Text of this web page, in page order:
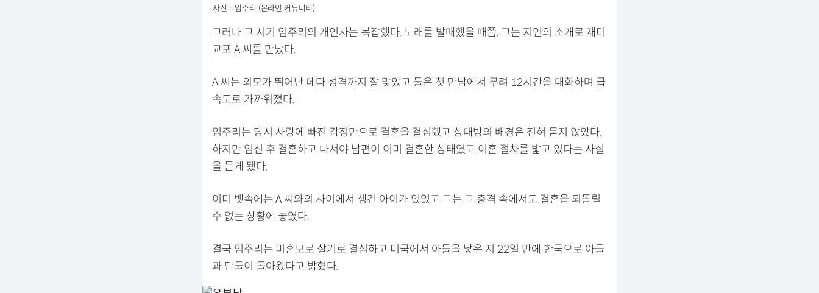
사진 = 임주리 (온라인 커뮤니티)
그러나 그 시기 임주리의 개인사는 복잡했다. 노래를 발매했을 때쯤, 그는 지인의 소개로 재미
교포 A 씨를 만났다.
A 씨는 외모가 뛰어난 데다 성격까지 잘 맞았고 둘은 첫 만남에서 무려 12시간을 대화하며 급
속도로 가까워졌다.
임주리는 당시 사랑에 빠진 감정만으로 결혼을 결심했고 상대방의 배경은 전혀 묻지 않았다.
하지만 임신 후 결혼하고 나서야 남편이 이미 결혼한 상태였고 이혼 절차를 밟고 있다는 사실
을 듣게 됐다.
이미 뱃속에는 A 씨와의 사이에서 생긴 아이가 있었고 그는 그 충격 속에서도 결혼을 되돌릴
수 없는 상황에 놓였다.
결국 임주리는 미혼모로 살기로 결심하고 미국에서 아들을 낳은 지 22일 만에 한국으로 아들
과 단둘이 돌아왔다고 밝혔다.